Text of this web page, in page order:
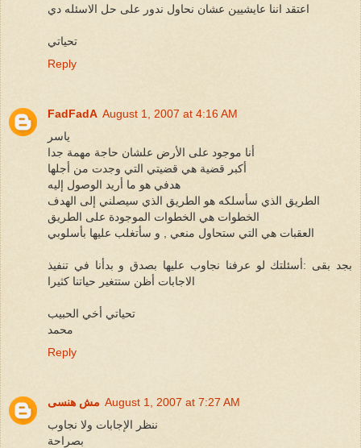
اعتقد اننا عايشيين عشان نحاول ندور على حل الاسئله دي
تحياتي
Reply
FadFadA August 1, 2007 at 4:16 AM
ياسر
أنا موجود على الأرض علشان حاجة مهمة جدا
أكبر قضية هي قضيتي التي وجدت من أجلها
هدفي هو ما أريد الوصول إليه
الطريق الذي سأسلكه هو الطريق الذي سيصلني إلى الهدف
الخطوات هي الخطوات الموجودة على الطريق
العقبات هي التي ستحاول منعي , و سأتغلب عليها بأسلوبي
بجد بقى :أسئلتك لو عرفنا نجاوب عليها بصدق و بدأنا في تنفيذ
الاجابات أظن ستتغير حياتنا كثيرا
تحياتي أخي الحبيب
محمد
Reply
مش هنسى August 1, 2007 at 7:27 AM
ننظر الإجابات ولا نجاوب
بصراحة